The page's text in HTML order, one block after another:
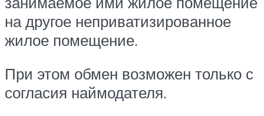
на другое неприватизированное
жилое помещение.
При этом обмен возможен только с
согласия наймодателя.